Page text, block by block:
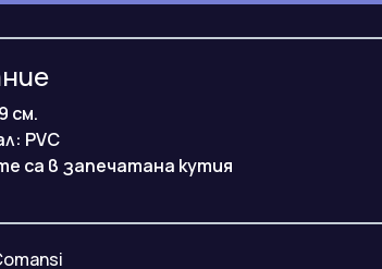
см.
PVC
са в запечатана кутия